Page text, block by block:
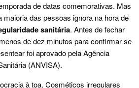
de datas comemorativas. Mas
maioria das pessoas ignora na hora de
sanitária. Antes de fechar
de dez minutos para confirmar se
foi aprovado pela Agência
(ANVISA).
à toa. Cosméticos irregulares